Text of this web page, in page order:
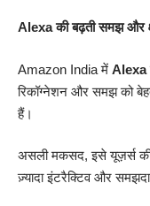
Alexa की बढ़ती समझ और
Amazon India में Alexa
रिकॉग्नेशन और समझ को
हैं।
असली मकसद, इसे यूज़र्स की
ज़्यादा इंटरैक्टिव और